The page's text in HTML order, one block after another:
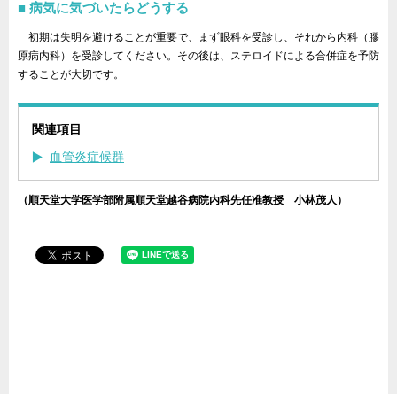
病気に気づいたらどうする
初期は失明を避けることが重要で、まず眼科を受診し、それから内科（膠
原病内科）を受診してください。その後は、ステロイドによる合併症を予防
することが大切です。
関連項目
血管炎症候群
（順天堂大学医学部附属順天堂越谷病院内科先任准教授 小林茂人）